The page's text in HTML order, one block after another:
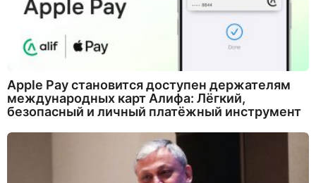
Apple Pay становится доступен держателям
международных карт Алифа: Лёгкий,
безопасный и личный платёжный инструмент